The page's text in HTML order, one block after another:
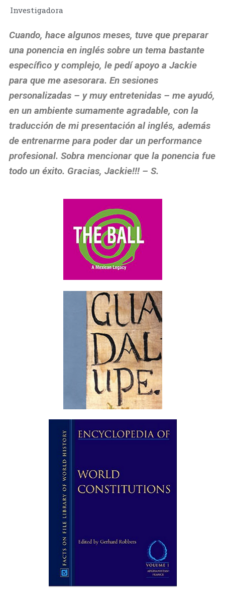
Investigadora
Cuando, hace algunos meses, tuve que preparar
una ponencia en inglés sobre un tema bastante
específico y complejo, le pedí apoyo a Jackie
para que me asesorara. En sesiones
personalizadas – y muy entretenidas – me ayudó,
en un ambiente sumamente agradable, con la
traducción de mi presentación al inglés, además
de entrenarme para poder dar un performance
profesional. Sobra mencionar que la ponencia fue
todo un éxito. Gracias, Jackie!!! – S.